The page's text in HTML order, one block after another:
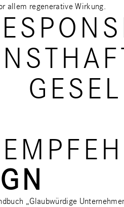
allem regenerative Wirkung.
„Glaubwürdige